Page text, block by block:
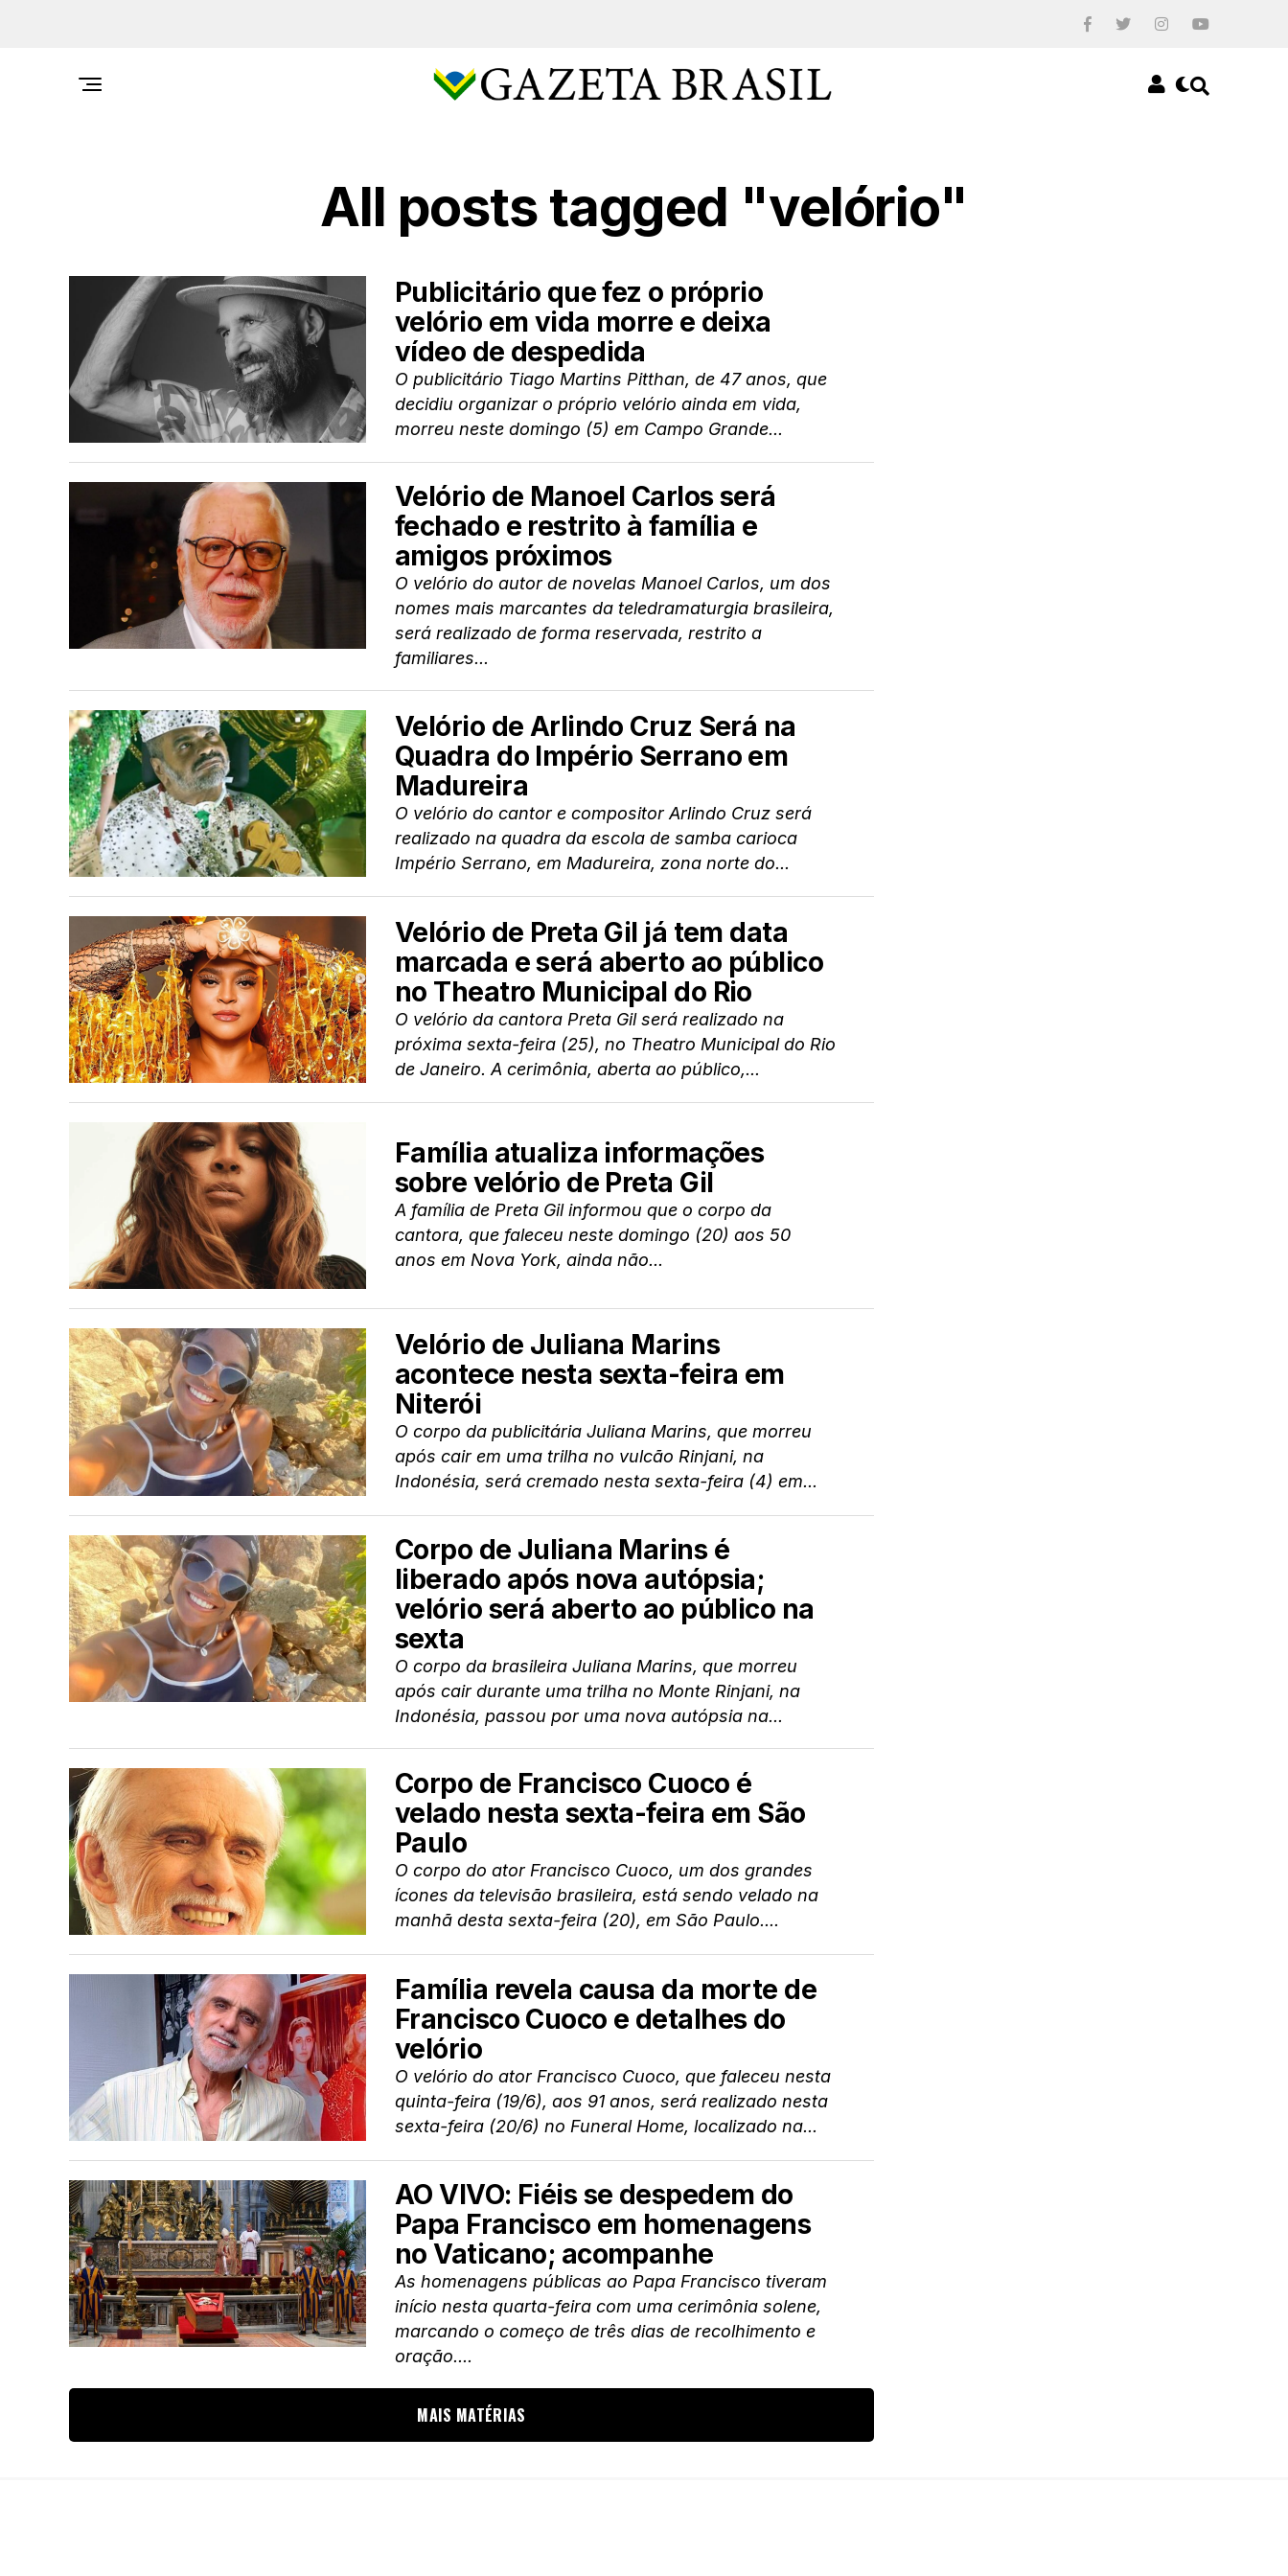
All posts tagged "velório"
Publicitário que fez o próprio
velório em vida morre e deixa
vídeo de despedida
O publicitário Tiago Martins Pitthan, de 47 anos, que
decidiu organizar o próprio velório ainda em vida,
morreu neste domingo (5) em Campo Grande...
Velório de Manoel Carlos será
fechado e restrito à família e
amigos próximos
O velório do autor de novelas Manoel Carlos, um dos
nomes mais marcantes da teledramaturgia brasileira,
será realizado de forma reservada, restrito a
familiares...
Velório de Arlindo Cruz Será na
Quadra do Império Serrano em
Madureira
O velório do cantor e compositor Arlindo Cruz será
realizado na quadra da escola de samba carioca
Império Serrano, em Madureira, zona norte do...
Velório de Preta Gil já tem data
marcada e será aberto ao público
no Theatro Municipal do Rio
O velório da cantora Preta Gil será realizado na
próxima sexta-feira (25), no Theatro Municipal do Rio
de Janeiro. A cerimônia, aberta ao público,...
Família atualiza informações
sobre velório de Preta Gil
A família de Preta Gil informou que o corpo da
cantora, que faleceu neste domingo (20) aos 50
anos em Nova York, ainda não...
Velório de Juliana Marins
acontece nesta sexta-feira em
Niterói
O corpo da publicitária Juliana Marins, que morreu
após cair em uma trilha no vulcão Rinjani, na
Indonésia, será cremado nesta sexta-feira (4) em...
Corpo de Juliana Marins é
liberado após nova autópsia;
velório será aberto ao público na
sexta
O corpo da brasileira Juliana Marins, que morreu
após cair durante uma trilha no Monte Rinjani, na
Indonésia, passou por uma nova autópsia na...
Corpo de Francisco Cuoco é
velado nesta sexta-feira em São
Paulo
O corpo do ator Francisco Cuoco, um dos grandes
ícones da televisão brasileira, está sendo velado na
manhã desta sexta-feira (20), em São Paulo....
Família revela causa da morte de
Francisco Cuoco e detalhes do
velório
O velório do ator Francisco Cuoco, que faleceu nesta
quinta-feira (19/6), aos 91 anos, será realizado nesta
sexta-feira (20/6) no Funeral Home, localizado na...
AO VIVO: Fiéis se despedem do
Papa Francisco em homenagens
no Vaticano; acompanhe
As homenagens públicas ao Papa Francisco tiveram
início nesta quarta-feira com uma cerimônia solene,
marcando o começo de três dias de recolhimento e
oração....
MAIS MATÉRIAS